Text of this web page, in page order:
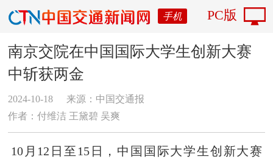
手机 PC版
南京交院在中国国际大学生创新大赛
中斩获两金
2024-10-18
来源：中国交通报
作者：付维洁 王黛碧 吴爽
10月12日至15日，中国国际大学生创新大赛